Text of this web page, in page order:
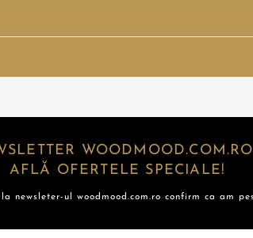
AFLĂ OFERTELE SPECIALE!
newsleter-ul woodmood.com.ro confirm ca am